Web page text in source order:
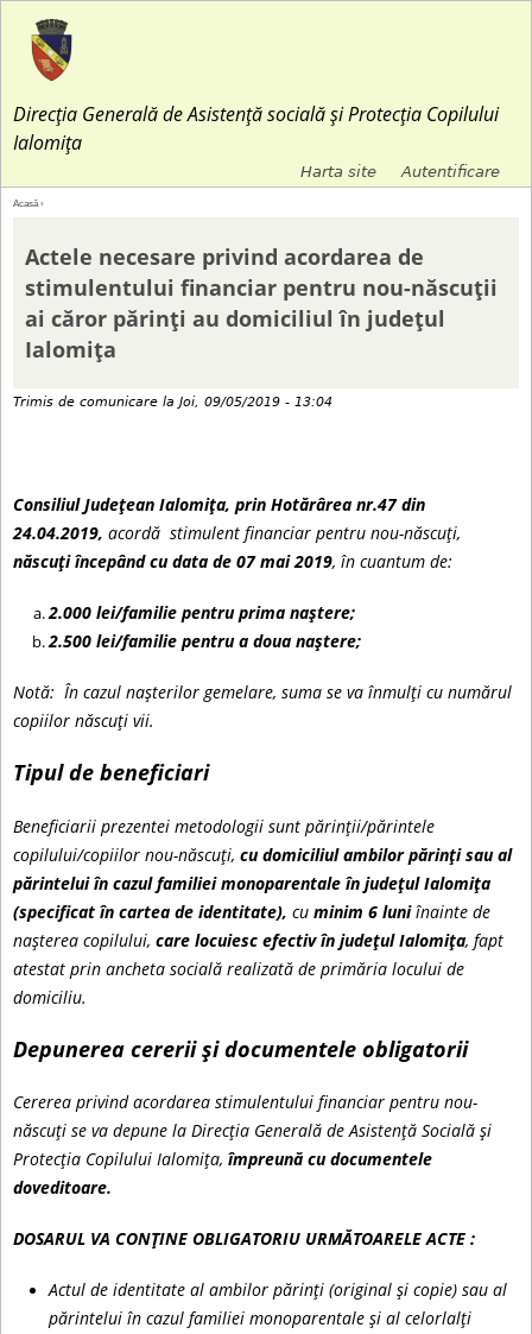
Direcția Generală de Asistență socială și Protecția Copilului
Ialomița
e
n
u
s
c
r
t
Harta site Autentificare
ş
c
i
Acasă ›
Actele necesare privind acordarea de
stimulentului financiar pentru nou-născuții
ai căror părinți au domiciliul în județul
Ialomița
Trimis de comunicare la Joi, 09/05/2019 - 13:04
Consiliul Județean Ialomița, prin Hotărârea nr.47 din
24.04.2019, acordă stimulent financiar pentru nou-născuți,
născuți începând cu data de 07 mai 2019, în cuantum de:
2.000 lei/familie pentru prima naștere;
2.500 lei/familie pentru a doua naștere;
Notă: În cazul nașterilor gemelare, suma se va înmulți cu numărul
copiilor născuți vii.
Tipul de beneficiari
Beneficiarii prezentei metodologii sunt părinții/părintele
copilului/copiilor nou-născuți, cu domiciliul ambilor părinți sau al
părintelui în cazul familiei monoparentale în județul Ialomița
(specificat în cartea de identitate), cu minim 6 luniînainte de
nașterea copilului, care locuiesc efectiv în județul Ialomița, fapt
atestat prin ancheta socială realizată de primăria locului de
domiciliu.
Depunerea cererii și documentele obligatorii
Cererea privind acordarea stimulentului financiar pentru nou-
născuți se va depune la Direcția Generală de Asistență Socială și
Protecția Copilului Ialomița, împreună cu documentele
doveditoare.
DOSARUL VA CONȚINE OBLIGATORIU URMĂTOARELE ACTE :
Actul de identitate al ambilor părinți (original și copie) sau al
părintelui în cazul familiei monoparentale și al celorlalți